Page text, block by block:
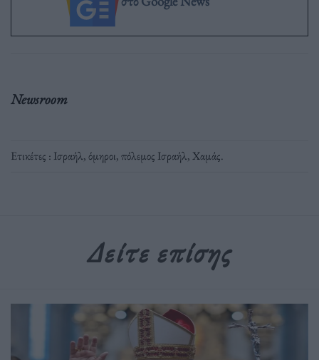
Newsroom
Ετικέτες : Ισραήλ,όμηροι,πόλεμος Ισραήλ,Χαμάς.
Δείτε επίσης